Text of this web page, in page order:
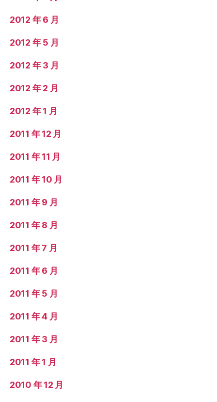
2012 年 6 月
2012 年 5 月
2012 年 3 月
2012 年 2 月
2012 年 1 月
2011 年 12 月
2011 年 11 月
2011 年 10 月
2011 年 9 月
2011 年 8 月
2011 年 7 月
2011 年 6 月
2011 年 5 月
2011 年 4 月
2011 年 3 月
2011 年 1 月
2010 年 12 月